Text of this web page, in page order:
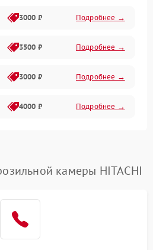
3000 ₽ Подробнее →
3500 ₽ Подробнее →
3000 ₽ Подробнее →
4000 ₽ Подробнее →
камеры HITACHI